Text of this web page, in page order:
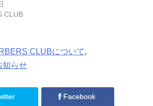
CLUB
CLUBについて,
知らせ
Facebook